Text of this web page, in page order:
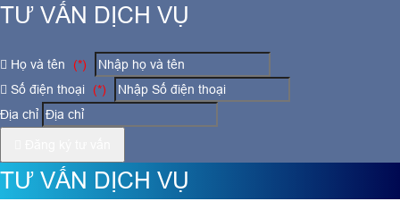
TƯ VẤN DỊCH VỤ
Họ và tên
(*)
Số điện thoại
(*)
Địa chỉ
TƯ VẤN DỊCH VỤ